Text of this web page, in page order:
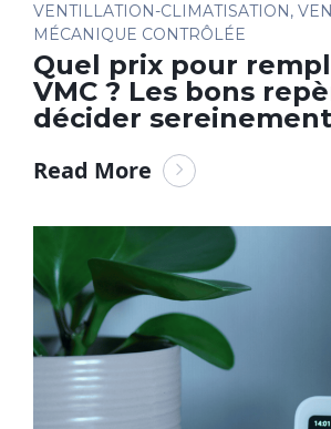
VENTILLATION-CLIMATISATION,
MÉCANIQUE CONTRÔLÉE
Quel prix pour
VMC ? Les bons
décider sereinement
Read More